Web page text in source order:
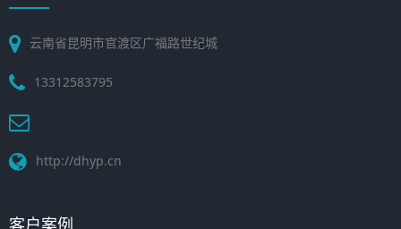
云南省昆明市官渡区广福路世纪城
13312583795
http://dhyp.cn
客户案例